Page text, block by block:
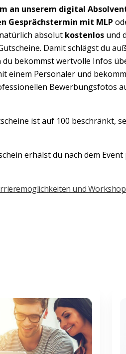
an unserem digital
Gesprächstermin mit MLP
absolut kostenlos und
Damit schlägst du
du bekommst wertvolle Infos
einem Personaler und
Bewerbungsfotos
ist auf 100 beschränkt,
erhälst du nach dem
und